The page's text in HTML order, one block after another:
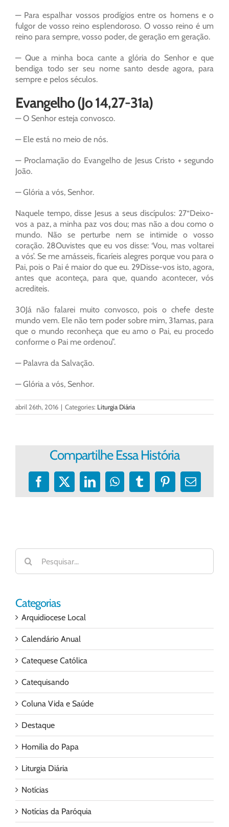
— Para espalhar vossos prodígios entre os homens e o
fulgor de vosso reino esplendoroso. O vosso reino é um
reino para sempre, vosso poder, de geração em geração.
— Que a minha boca cante a glória do Senhor e que
bendiga todo ser seu nome santo desde agora, para
sempre e pelos séculos.
Evangelho (Jo 14,27-31a)
— O Senhor esteja convosco.
— Ele está no meio de nós.
— Proclamação do Evangelho de Jesus Cristo + segundo
João.
— Glória a vós, Senhor.
Naquele tempo, disse Jesus a seus discípulos: 27“Deixo-
vos a paz, a minha paz vos dou; mas não a dou como o
mundo. Não se perturbe nem se intimide o vosso
coração. 28Ouvistes que eu vos disse: ‘Vou, mas voltarei
a vós’. Se me amásseis, ficaríeis alegres porque vou para o
Pai, pois o Pai é maior do que eu. 29Disse-vos isto, agora,
antes que aconteça, para que, quando acontecer, vós
acrediteis.
30Já não falarei muito convosco, pois o chefe deste
mundo vem. Ele não tem poder sobre mim, 31amas, para
que o mundo reconheça que eu amo o Pai, eu procedo
conforme o Pai me ordenou”.
— Palavra da Salvação.
— Glória a vós, Senhor.
abril 26th, 2016 | Categories: Liturgia Diária
Compartilhe Essa História
Facebook
X LinkedInWhatsApp
TumblrPinterest
E-
Buscar
resultados
para:
Categorias
Arquidiocese Local
Calendário Anual
Catequese Católica
Catequisando
Coluna Vida e Saúde
Destaque
Homilia do Papa
Liturgia Diária
Notícias
Notícias da Paróquia